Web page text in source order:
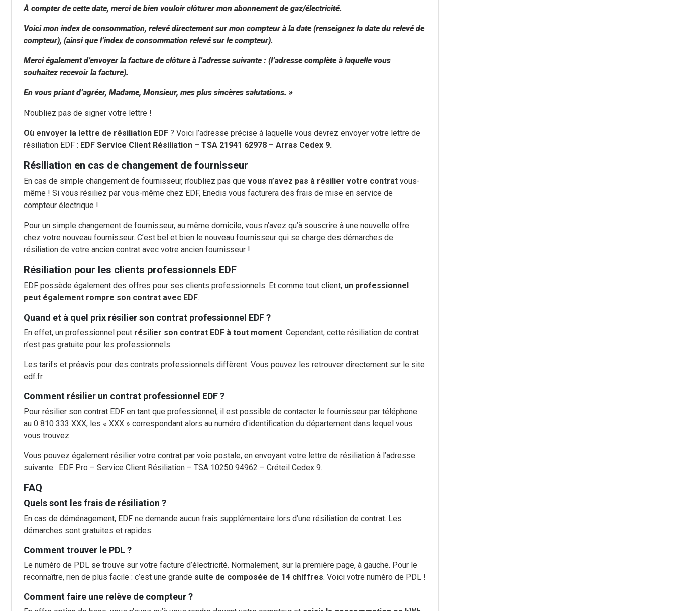
À compter de cette date, merci de bien vouloir clôturer mon abonnement de gaz/électricité.
Voici mon index de consommation, relevé directement sur mon compteur à la date (renseignez la date du relevé de
compteur), (ainsi que l’index de consommation relevé sur le compteur).
Merci également d’envoyer la facture de clôture à l’adresse suivante : (l’adresse complète à laquelle vous
souhaitez recevoir la facture).
En vous priant d’agréer, Madame, Monsieur, mes plus sincères salutations. »
N’oubliez pas de signer votre lettre !
Où envoyer la lettre de résiliation EDF ? Voici l’adresse précise à laquelle vous devrez envoyer votre lettre de
résiliation EDF : EDF Service Client Résiliation – TSA 21941 62978 – Arras Cedex 9.
Résiliation en cas de changement de fournisseur
En cas de simple changement de fournisseur, n’oubliez pas que vous n’avez pas à résilier votre contrat vous-
même ! Si vous résiliez par vous-même chez EDF, Enedis vous facturera des frais de mise en service de
compteur électrique !
Pour un simple changement de fournisseur, au même domicile, vous n’avez qu’à souscrire à une nouvelle offre
chez votre nouveau fournisseur. C’est bel et bien le nouveau fournisseur qui se charge des démarches de
résiliation de votre ancien contrat avec votre ancien fournisseur !
Résiliation pour les clients professionnels EDF
EDF possède également des offres pour ses clients professionnels. Et comme tout client, un professionnel
peut également rompre son contrat avec EDF.
Quand et à quel prix résilier son contrat professionnel EDF ?
En effet, un professionnel peut résilier son contrat EDF à tout moment. Cependant, cette résiliation de contrat
n’est pas gratuite pour les professionnels.
Les tarifs et préavis pour des contrats professionnels diffèrent. Vous pouvez les retrouver directement sur le site
edf.fr.
Comment résilier un contrat professionnel EDF ?
Pour résilier son contrat EDF en tant que professionnel, il est possible de contacter le fournisseur par téléphone
au 0 810 333 XXX, les « XXX » correspondant alors au numéro d’identification du département dans lequel vous
vous trouvez.
Vous pouvez également résilier votre contrat par voie postale, en envoyant votre lettre de résiliation à l’adresse
suivante : EDF Pro – Service Client Résiliation – TSA 10250 94962 – Créteil Cedex 9.
FAQ
Quels sont les frais de résiliation ?
En cas de déménagement, EDF ne demande aucun frais supplémentaire lors d’une résiliation de contrat. Les
démarches sont gratuites et rapides.
Comment trouver le PDL ?
Le numéro de PDL se trouve sur votre facture d’électricité. Normalement, sur la première page, à gauche. Pour le
reconnaître, rien de plus facile : c’est une grande suite de composée de 14 chiffres. Voici votre numéro de PDL !
Comment faire une relève de compteur ?